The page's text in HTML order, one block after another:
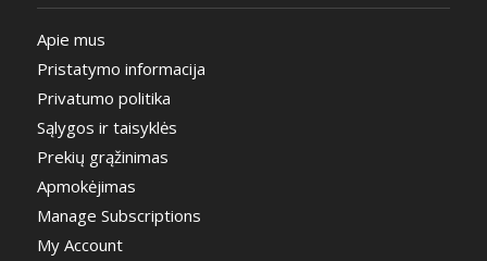
Apie mus
Pristatymo informacija
Privatumo politika
Sąlygos ir taisyklės
Prekių grąžinimas
Apmokėjimas
Manage Subscriptions
My Account